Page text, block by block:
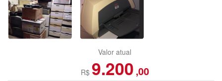
Valor atual
R$ 9.200 ,00